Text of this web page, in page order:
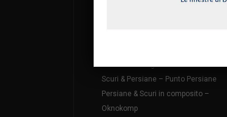
Infissi in PVC – Oknoplast
Scuri & Persiane – Punto Persiane
Persiane & Scuri in composito –
Oknokomp